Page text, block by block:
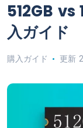
512GB vs
入ガイド
購入ガイド 更新